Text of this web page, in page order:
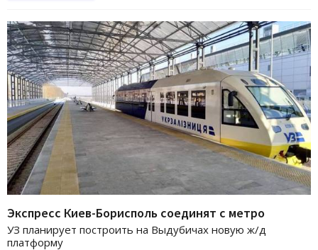
Экспресс Киев-Борисполь соединят с метро
УЗ планирует построить на Выдубичах новую ж/д
платформу